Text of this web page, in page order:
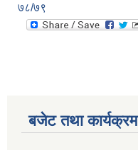
७८/७९
बजेट तथा कार्यक्रम